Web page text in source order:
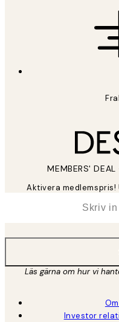
MEMBERS'
Aktivera
Läs gärna om hur vi
Investor